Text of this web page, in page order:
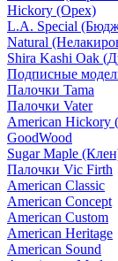
Hickory (Орех)
L.A. Special
Natural
Shira Kashi Oak
Подписные
Палочки Tama
Палочки Vater
American Hickory
GoodWood
Sugar Maple
Палочки Vic Firth
American Classic
American Concept
American Custom
American Heritage
American Sound